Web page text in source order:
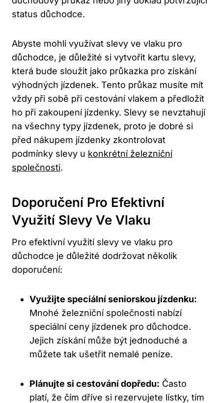
status důchodce.
Abyste mohli využívat slevy ve vlaku pro
důchodce, je důležité si vytvořit kartu slevy,
která bude sloužit jako průkazka pro získání
výhodných jízdenek. Tento průkaz musíte mít
vždy při sobě při cestování vlakem a předložit
ho při zakoupení jízdenky. Slevy se nevztahují
na všechny typy jízdenek, proto je dobré si
před nákupem jízdenky zkontrolovat
podmínky slevy u konkrétní železniční
společnosti.
Doporučení Pro Efektivní
Využití Slevy Ve Vlaku
Pro efektivní využití slevy ve vlaku pro
důchodce je důležité dodržovat několik
doporučení:
Využijte speciální seniorskou jízdenku:
Mnohé železniční společnosti nabízí
speciální ceny jízdenek pro důchodce.
Jejich získání může být jednoduché a
můžete tak ušetřit nemalé peníze.
Plánujte si cestování dopředu: Často
platí, že čím dříve si rezervujete lístky, tím